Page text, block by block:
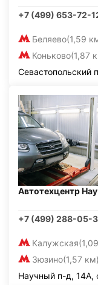
+7 (499) 653-72-
Беляево(1,59
Коньково(1,87
Севастопольский
Автотехцентр
+7 (499) 288-05-
Калужская
Зюзино(1,57 км)
Научный п-д, 14А,